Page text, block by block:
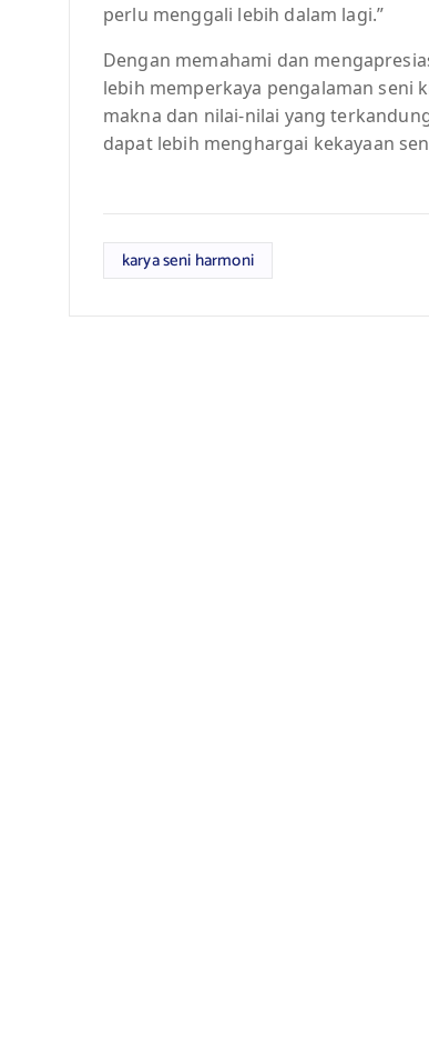
perlu menggali lebih dalam lagi.”
Dengan memahami dan
lebih memperkaya pengalaman seni
makna dan nilai-nilai yang
dapat lebih menghargai kekayaan
karya seni harmoni